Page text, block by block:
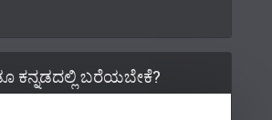
ಕನ್ನಡದಲ್ಲಿ ಬರೆಯಬೇಕೆ?